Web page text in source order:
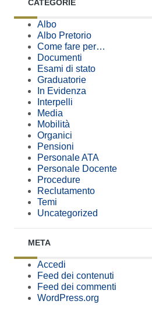
CATEGORIE
Albo
Albo Pretorio
Come fare per…
Documenti
Esami di stato
Graduatorie
In Evidenza
Interpelli
Media
Mobilità
Organici
Pensioni
Personale ATA
Personale Docente
Procedure
Reclutamento
Temi
Uncategorized
META
Accedi
Feed dei contenuti
Feed dei commenti
WordPress.org